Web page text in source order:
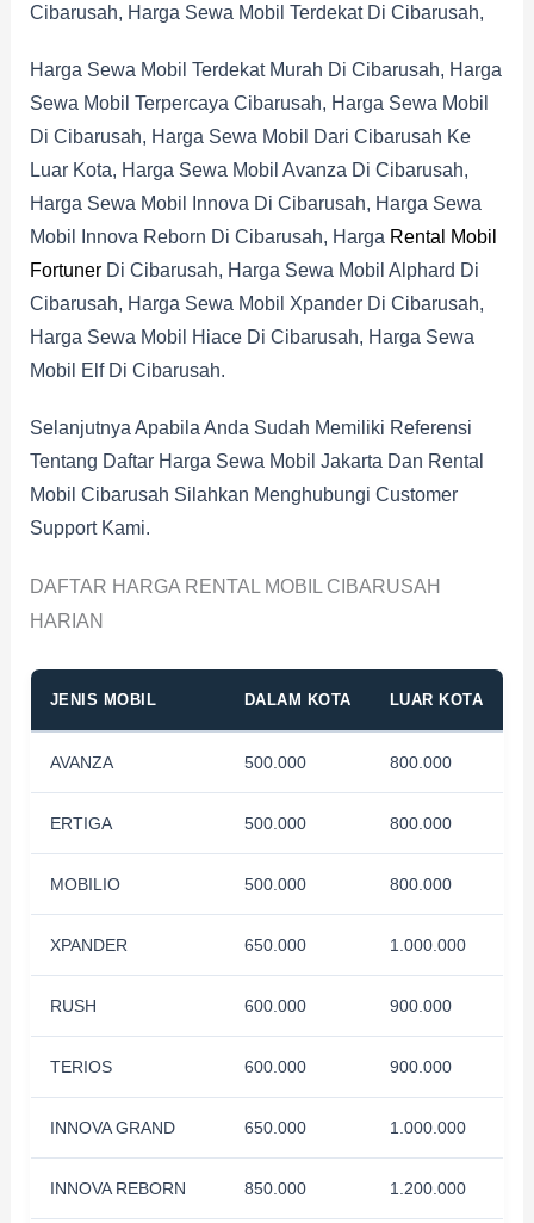
Cibarusah, Harga Sewa Mobil Terdekat Di Cibarusah,
Harga Sewa Mobil Terdekat Murah Di Cibarusah, Harga
Sewa Mobil Terpercaya Cibarusah, Harga Sewa Mobil
Di Cibarusah, Harga Sewa Mobil Dari Cibarusah Ke
Luar Kota, Harga Sewa Mobil Avanza Di Cibarusah,
Harga Sewa Mobil Innova Di Cibarusah, Harga Sewa
Mobil Innova Reborn Di Cibarusah, Harga Rental Mobil
FortunerDi Cibarusah, Harga Sewa Mobil Alphard Di
Cibarusah, Harga Sewa Mobil Xpander Di Cibarusah,
Harga Sewa Mobil Hiace Di Cibarusah, Harga Sewa
Mobil Elf Di Cibarusah.
Selanjutnya Apabila Anda Sudah Memiliki Referensi
Tentang Daftar Harga Sewa Mobil Jakarta Dan Rental
Mobil Cibarusah Silahkan Menghubungi Customer
Support Kami.
DAFTAR HARGA RENTAL MOBIL CIBARUSAH
HARIAN
JENIS MOBIL DALAM KOTA LUAR KOTA
AVANZA 500.000 800.000
ERTIGA 500.000 800.000
MOBILIO 500.000 800.000
XPANDER 650.000 1.000.000
RUSH 600.000 900.000
TERIOS 600.000 900.000
INNOVA GRAND 650.000 1.000.000
INNOVA REBORN 850.000 1.200.000